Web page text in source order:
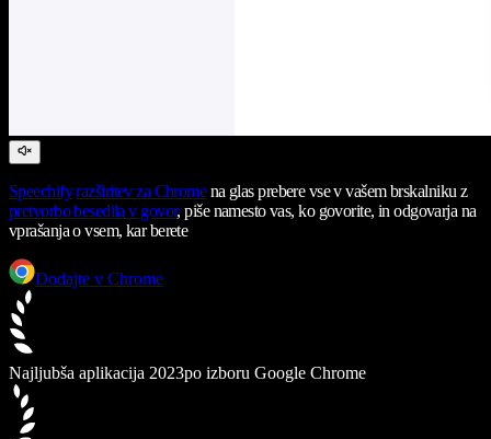
Speechify razširitev za Chromena glas prebere vse v vašem brskalniku z
pretvorbo besedila v govor, piše namesto vas, ko govorite, in odgovarja na
vprašanja o vsem, kar berete
Dodajte v Chrome
Najljubša aplikacija 2023po izboru Google Chrome